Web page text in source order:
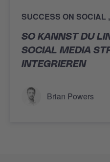
SUCCESS ON SOCIAL
SO KANNST DU
SOCIAL MEDIA
INTEGRIEREN
Brian Powers